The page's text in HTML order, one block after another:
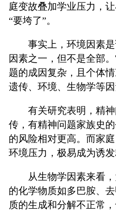
庭变故叠加学业压力，
“要垮了”。
事实上，环境因素
因素之一，但不是全部
题的成因复杂，且个体
遗传、环境、生物学等因
有关研究表明，精
传，有精神问题家族史
的风险相对更高。而家
环境压力，极易成为诱发
从生物学因素来看
的化学物质如多巴胺、
质的生成和分解不正常